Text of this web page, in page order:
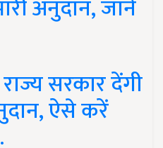
अनुदान, जानें
सरकार देंगी
ऐसे करें